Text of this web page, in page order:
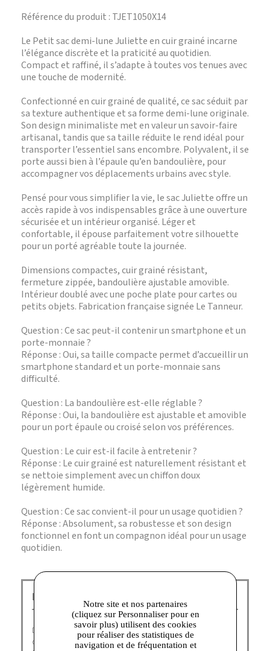
Référence du produit : TJET1050X14
Le Petit sac demi-lune Juliette en cuir grainé incarne
l’élégance discrète et la praticité au quotidien.
Compact et raffiné, il s’adapte à toutes vos tenues avec
une touche de modernité.
Confectionné en cuir grainé de qualité, ce sac séduit par
sa texture authentique et sa forme demi-lune originale.
Son design minimaliste met en valeur un savoir-faire
artisanal, tandis que sa taille réduite le rend idéal pour
transporter l’essentiel sans encombre. Polyvalent, il se
porte aussi bien à l’épaule qu’en bandoulière, pour
accompagner vos déplacements urbains avec style.
Pensé pour vous simplifier la vie, le sac Juliette offre un
accès rapide à vos indispensables grâce à une ouverture
sécurisée et un intérieur organisé. Léger et
confortable, il épouse parfaitement votre silhouette
pour un porté agréable toute la journée.
Dimensions compactes, cuir grainé résistant,
fermeture zippée, bandoulière ajustable amovible.
Intérieur doublé avec une poche plate pour cartes ou
petits objets. Fabrication française signée Le Tanneur.
Question : Ce sac peut-il contenir un smartphone et un
porte-monnaie ?
Réponse : Oui, sa taille compacte permet d’accueillir un
smartphone standard et un porte-monnaie sans
difficulté.
Question : La bandoulière est-elle réglable ?
Réponse : Oui, la bandoulière est ajustable et amovible
pour un port épaule ou croisé selon vos préférences.
Question : Le cuir est-il facile à entretenir ?
Réponse : Le cuir grainé est naturellement résistant et
se nettoie simplement avec un chiffon doux
légèrement humide.
Question : Ce sac convient-il pour un usage quotidien ?
Réponse : Absolument, sa robustesse et son design
fonctionnel en font un compagnon idéal pour un usage
quotidien.
Le Tanneur Corbeil :
Depuis 1898,Le Tanneurimagine, dessine et fabrique
des
sacs et des accessoires nobleset essentiels qui
Notre site et nos partenaires
(cliquez sur Personnaliser pour en
savoir plus) utilisent des cookies
pour réaliser des statistiques de
navigation et de fréquentation et